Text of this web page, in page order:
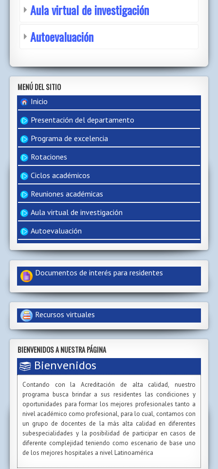
Aula virtual de investigación
Autoevaluación
MENÚ DEL SITIO
Inicio
Presentación del departamento
Programa de excelencia
Rotaciones
Ciclos académicos
Reuniones académicas
Aula virtual de investigación
Autoevaluación
Documentos de interés para residentes
Recursos virtuales
BIENVENIDOS A NUESTRA PÁGINA
Bienvenidos
Contando con la Acreditación de alta calidad, nuestro
programa busca brindar a sus residentes las condiciones y
oportunidades para formar los mejores profesionales tanto a
nivel académico como profesional, para lo cual, contamos con
un grupo de docentes de la más alta calidad en diferentes
subespecialidades y la posibilidad de participar en casos de
diferente complejidad teniendo como escenario de base uno
de los mejores hospitales a nivel Latinoamérica